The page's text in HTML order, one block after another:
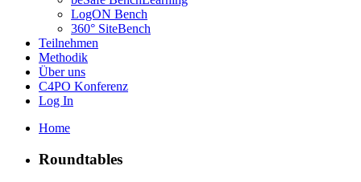
LogON Bench
360° SiteBench
Teilnehmen
Methodik
Über uns
C4PO Konferenz
Log In
Home
Roundtables